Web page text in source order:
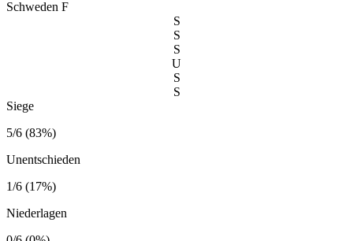
Schweden F
S
S
S
U
S
S
Siege
5/6 (83%)
Unentschieden
1/6 (17%)
Niederlagen